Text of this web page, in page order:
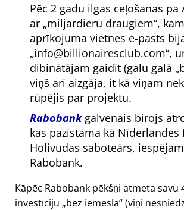
Pēc 2 gadu ilgas ceļošanas pa
ar miljardieru draugiem ,
aprīkojuma vietnes e-pasts
info@billionairesclub.com ,
dibinātājam gaidīt (galu galā
viņš arī aizgāja, it kā viņam
rūpējis par projektu.
Rabobankgalvenais birojs
kas pazīstama kā
Holivudas saboteārs,
Rabobank.
Kāpēc Rabobank pēkšņi atmeta savu
investīciju bez iemesla (viņi